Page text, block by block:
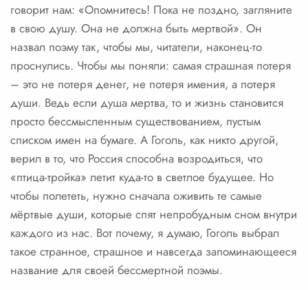
говорит нам: «Опомнитесь! Пока не поздно, загляните
в свою душу. Она не должна быть мертвой». Он
назвал поэму так, чтобы мы, читатели, наконец-то
проснулись. Чтобы мы поняли: самая страшная потеря
– это не потеря денег, не потеря имения, а потеря
души. Ведь если душа мертва, то и жизнь становится
просто бессмысленным существованием, пустым
списком имен на бумаге. А Гоголь, как никто другой,
верил в то, что Россия способна возродиться, что
«птица-тройка» летит куда-то в светлое будущее. Но
чтобы полететь, нужно сначала оживить те самые
мёртвые души, которые спят непробудным сном внутри
каждого из нас. Вот почему, я думаю, Гоголь выбрал
такое странное, страшное и навсегда запоминающееся
название для своей бессмертной поэмы.